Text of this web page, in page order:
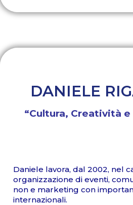
DANIELE
“Cultura, Creatività
Daniele lavora, dal 2002, nel
organizzazione di eventi,
non e marketing con
internazionali.